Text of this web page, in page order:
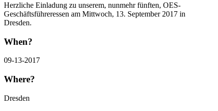
Herzliche Einladung zu unserem, nunmehr fünften, OES-
Geschäftsführeressen am Mittwoch, 13. September 2017 in
Dresden.
When?
09-13-2017
Where?
Dresden